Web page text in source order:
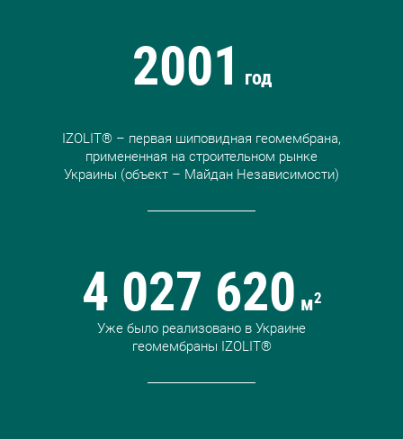
2001 год
IZOLIT® – первая шиповидная геомембрана,
примененная на строительном рынке
Украины (объект – Майдан Независимости)
4 027 620 м2
Уже было реализовано в Украине
геомембраны IZOLIT®